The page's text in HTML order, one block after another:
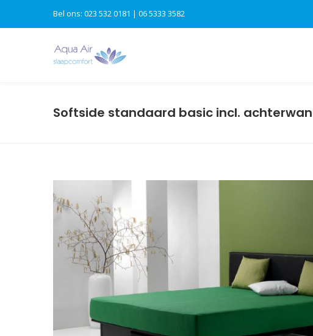
Bel ons: 023 532 0181 | 06 5333 3582
Softside standaard basic incl.